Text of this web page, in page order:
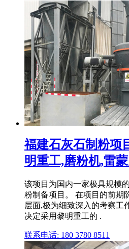
福建石灰石制粉项
明重工,磨粉机,雷
该项目为国内一家极具规模
粉制备项目。 在项目的前期
层面,极为细致深入的考察工
决定采用黎明重工的 .
联系电话: 180 3780 8511